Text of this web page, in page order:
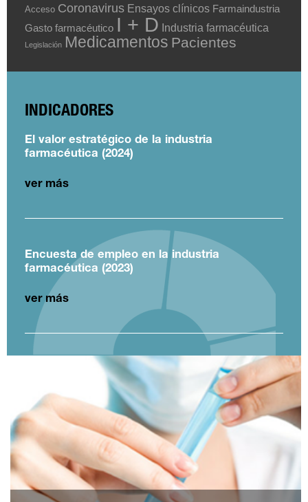
Acceso Coronavirus Ensayos clínicos Farmaindustria
Gasto farmacéutico I + D Industria farmacéutica
Legislación Medicamentos Pacientes
INDICADORES
El valor estratégico de la industria
farmacéutica (2024)
ver más
Encuesta de empleo en la industria
farmacéutica (2023)
ver más